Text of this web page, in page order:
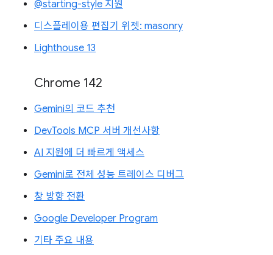
@starting-style 지원
디스플레이용 편집기 위젯: masonry
Lighthouse 13
Chrome 142
Gemini의 코드 추천
DevTools MCP 서버 개선사항
AI 지원에 더 빠르게 액세스
Gemini로 전체 성능 트레이스 디버그
창 방향 전환
Google Developer Program
기타 주요 내용